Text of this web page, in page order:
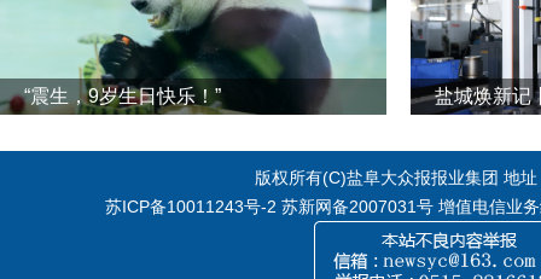
“震生，9岁生日快乐！”
版权所有(C)盐阜大众报报业集团 地
苏ICP备10011243号-2 苏新网备2007031号 增值电信业